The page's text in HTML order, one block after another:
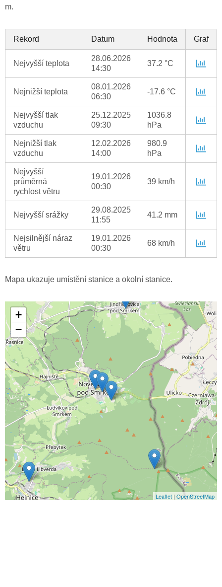
m.
Rekord Datum Hodnota Graf
Nejvyšší teplota
28.06.2026
14:30
37.2 °C
Nejnižší teplota
08.01.2026
06:30
-17.6 °C
Nejvyšší tlak
vzduchu
25.12.2025
09:30
1036.8
hPa
Nejnižší tlak
vzduchu
12.02.2026
14:00
980.9
hPa
Nejvyšší
průměrná
rychlost větru
19.01.2026
00:30
39 km/h
Nejvyšší srážky
29.08.2025
11:55
41.2 mm
Nejsilnější náraz
větru
19.01.2026
00:30
68 km/h
Mapa ukazuje umístění stanice a okolní stanice.
+
−
Leaflet | OpenStreetMap